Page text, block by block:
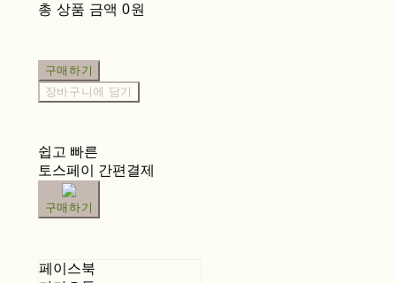
총 상품 금액 0원
구매하기
장바구니에 담기
쉽고 빠른
토스페이 간편결제
구매하기
페이스북